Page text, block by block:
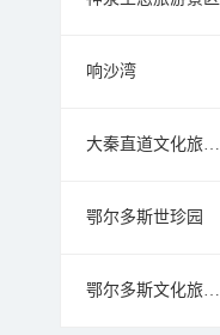
响沙湾
大秦直道文化旅游景区
鄂尔多斯世珍园
鄂尔多斯文化旅游村